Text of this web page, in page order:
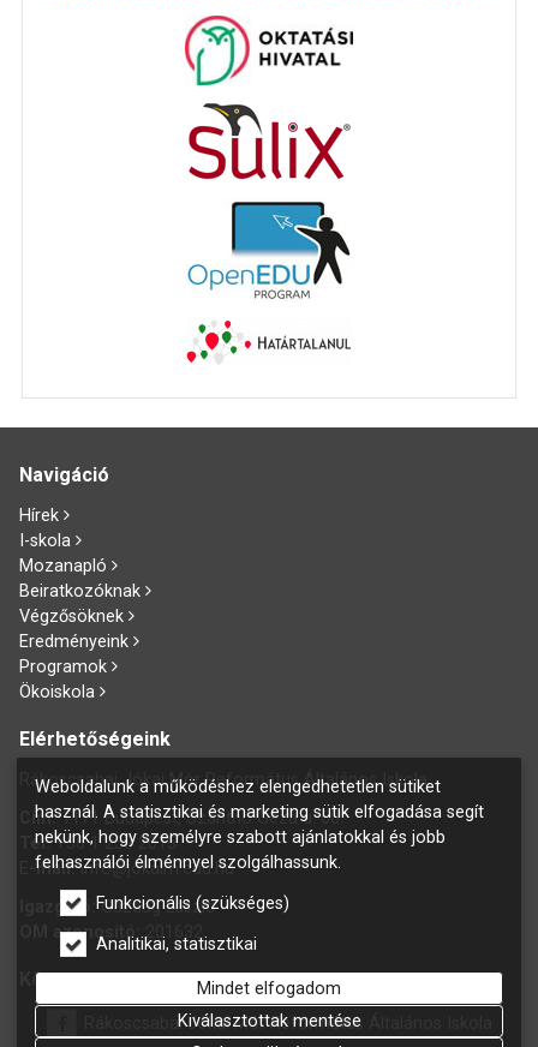
Navigáció
Hírek
I-skola
Mozanapló
Beiratkozóknak
Végzősöknek
Eredményeink
Programok
Ökoiskola
Elérhetőségeink
Rákoscsabai Jókai Mór Református Általános Iskola
Cím:1171 Budapest, Szánthó Géza u. 60.
Tel: +36 1 258 2015
-mail: info@jokaim.edu.hu
Igazgató:Gazdag László
OM azonosító:201632
Kövess bennünket Facebookon is!
Rákoscsabai Jókai Mór Református Általános Iskola
Weboldalunk a működéshez elengedhetetlen sütiket
használ. A statisztikai és marketing sütik elfogadása segít
nekünk, hogy személyre szabott ajánlatokkal és jobb
felhasználói élménnyel szolgálhassunk.
Funkcionális (szükséges)
Analitikai, statisztikai
Mindet elfogadom
Kiválasztottak mentése